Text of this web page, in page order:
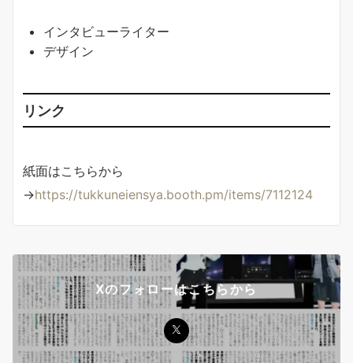
インタビューライター
デザイン
リンク
紙面はこちらから
→https://tukkuneiensya.booth.pm/items/7112124
Xのフォローはこちらから